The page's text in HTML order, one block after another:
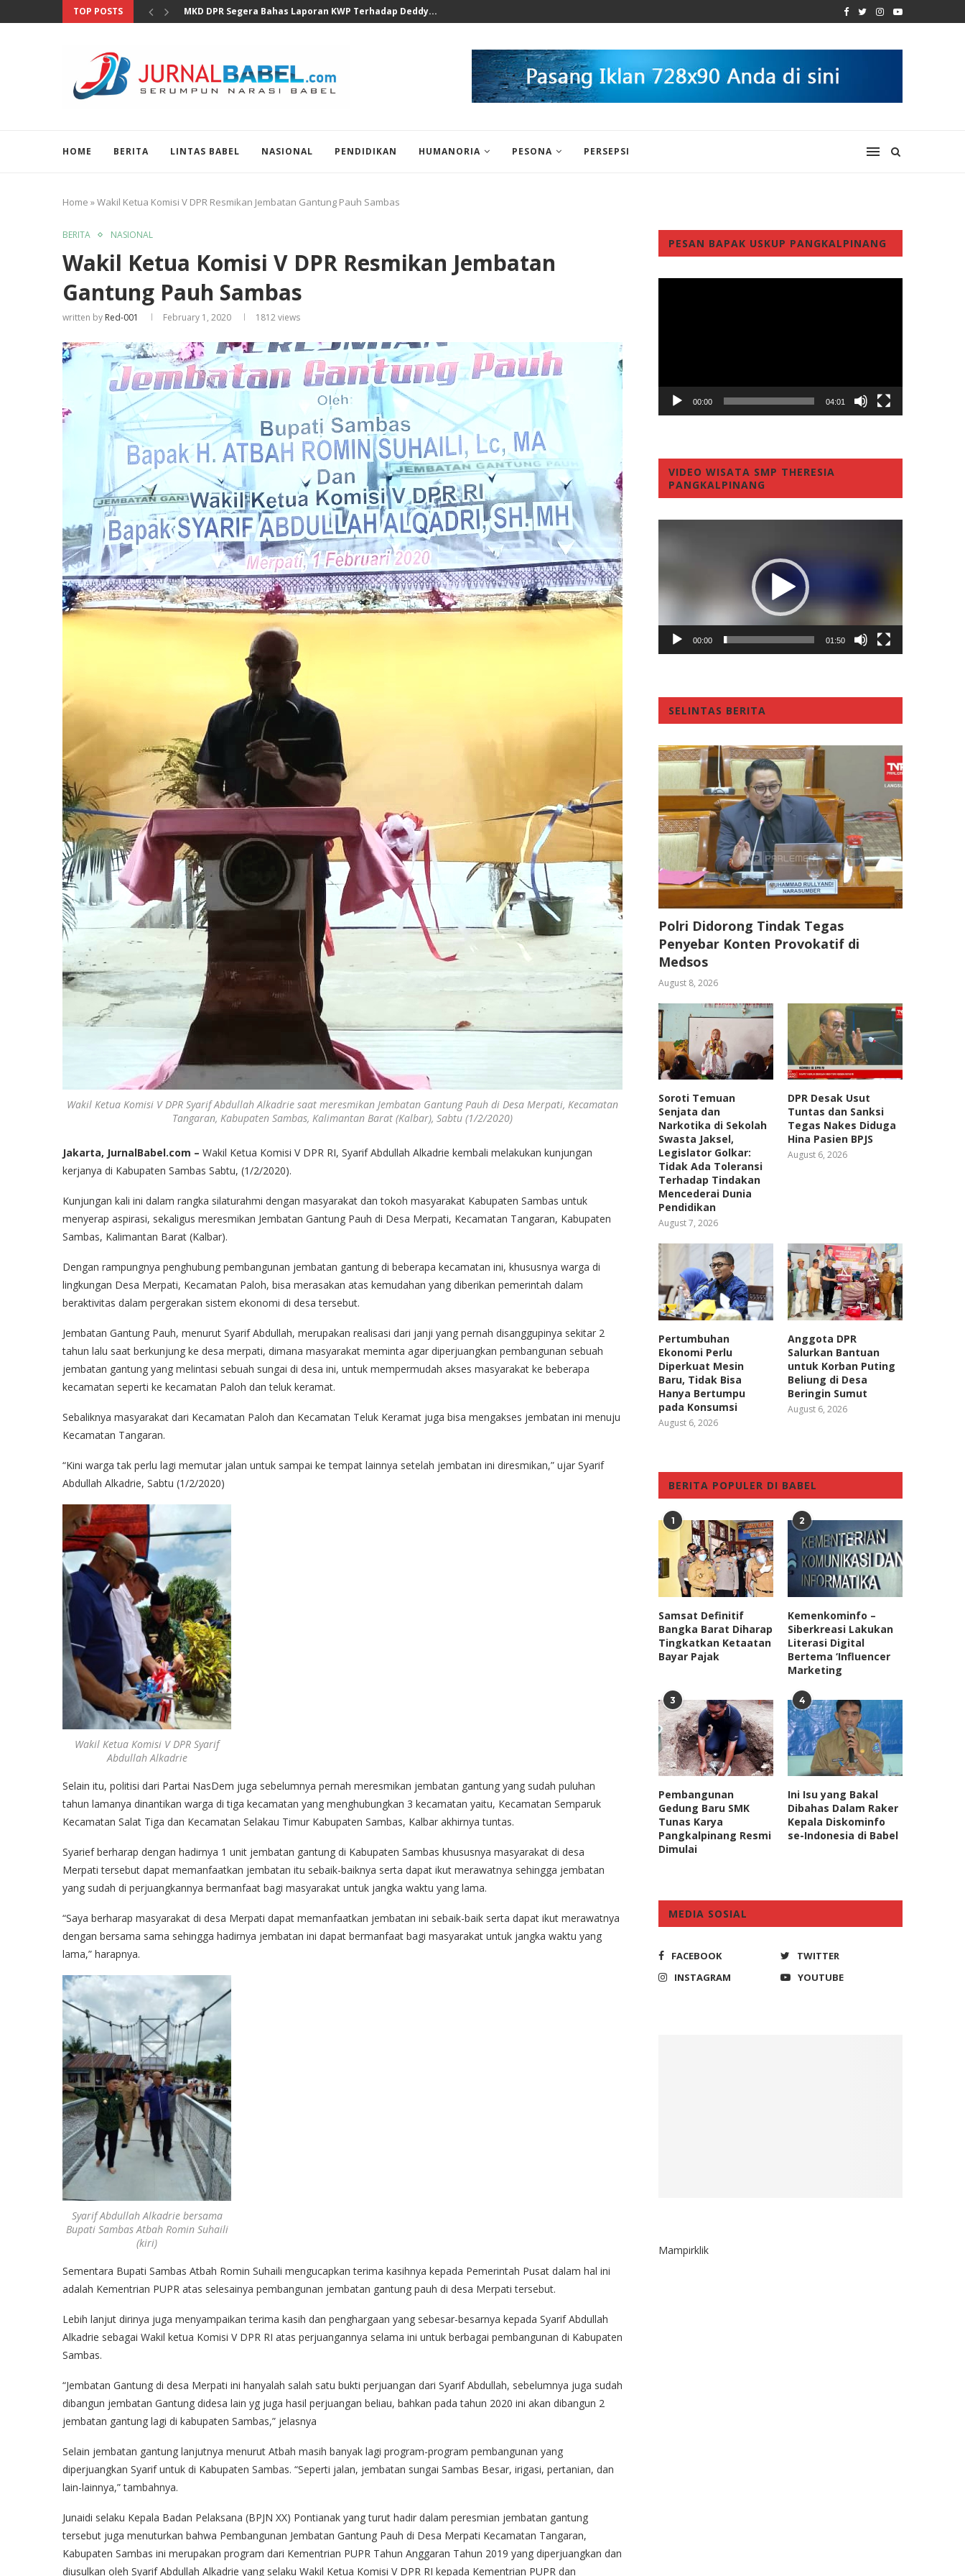
TOP POSTS Hadiri Pemanggilan Ditjen Pajak Soal Podcast Prof Ferry...
HOME BERITA LINTAS BABEL NASIONAL PENDIDIKAN HUMANORIA PESONA PERSEPSI
Home »Wakil Ketua Komisi V DPR Resmikan Jembatan Gantung Pauh Sambas
BERITA NASIONAL
Wakil Ketua Komisi V DPR Resmikan Jembatan
Gantung Pauh Sambas
written by Red-001 February 1, 2020 1812views
Wakil Ketua Komisi V DPR Syarif Abdullah Alkadrie saat meresmikan Jembatan Gantung Pauh di Desa Merpati, Kecamatan
Tangaran, Kabupaten Sambas, Kalimantan Barat (Kalbar), Sabtu (1/2/2020)
Jakarta, JurnalBabel.com – Wakil Ketua Komisi V DPR RI, Syarif Abdullah Alkadrie kembali melakukan kunjungan
kerjanya di Kabupaten Sambas Sabtu, (1/2/2020).
Kunjungan kali ini dalam rangka silaturahmi dengan masyarakat dan tokoh masyarakat Kabupaten Sambas untuk
menyerap aspirasi, sekaligus meresmikan Jembatan Gantung Pauh di Desa Merpati, Kecamatan Tangaran, Kabupaten
Sambas, Kalimantan Barat (Kalbar).
Dengan rampungnya penghubung pembangunan jembatan gantung di beberapa kecamatan ini, khususnya warga di
lingkungan Desa Merpati, Kecamatan Paloh, bisa merasakan atas kemudahan yang diberikan pemerintah dalam
beraktivitas dalam pergerakan sistem ekonomi di desa tersebut.
Jembatan Gantung Pauh, menurut Syarif Abdullah, merupakan realisasi dari janji yang pernah disanggupinya sekitar 2
tahun lalu saat berkunjung ke desa merpati, dimana masyarakat meminta agar diperjuangkan pembangunan sebuah
jembatan gantung yang melintasi sebuah sungai di desa ini, untuk mempermudah akses masyarakat ke beberapa
kecamatan seperti ke kecamatan Paloh dan teluk keramat.
Sebaliknya masyarakat dari Kecamatan Paloh dan Kecamatan Teluk Keramat juga bisa mengakses jembatan ini menuju
Kecamatan Tangaran.
“Kini warga tak perlu lagi memutar jalan untuk sampai ke tempat lainnya setelah jembatan ini diresmikan,” ujar Syarif
Abdullah Alkadrie, Sabtu (1/2/2020)
Wakil Ketua Komisi V DPR Syarif
Abdullah Alkadrie
Selain itu, politisi dari Partai NasDem juga sebelumnya pernah meresmikan jembatan gantung yang sudah puluhan
tahun lamanya dinantikan warga di tiga kecamatan yang menghubungkan 3 kecamatan yaitu, Kecamatan Semparuk
Kecamatan Salat Tiga dan Kecamatan Selakau Timur Kabupaten Sambas, Kalbar akhirnya tuntas.
Syarief berharap dengan hadirnya 1 unit jembatan gantung di Kabupaten Sambas khususnya masyarakat di desa
Merpati tersebut dapat memanfaatkan jembatan itu sebaik-baiknya serta dapat ikut merawatnya sehingga jembatan
yang sudah di perjuangkannya bermanfaat bagi masyarakat untuk jangka waktu yang lama.
“Saya berharap masyarakat di desa Merpati dapat memanfaatkan jembatan ini sebaik-baik serta dapat ikut merawatnya
dengan bersama sama sehingga hadirnya jembatan ini dapat bermanfaat bagi masyarakat untuk jangka waktu yang
lama,” harapnya.
Syarif Abdullah Alkadrie bersama
Bupati Sambas Atbah Romin Suhaili
(kiri)
Sementara Bupati Sambas Atbah Romin Suhaili mengucapkan terima kasihnya kepada Pemerintah Pusat dalam hal ini
adalah Kementrian PUPR atas selesainya pembangunan jembatan gantung pauh di desa Merpati tersebut.
Lebih lanjut dirinya juga menyampaikan terima kasih dan penghargaan yang sebesar-besarnya kepada Syarif Abdullah
Alkadrie sebagai Wakil ketua Komisi V DPR RI atas perjuangannya selama ini untuk berbagai pembangunan di Kabupaten
Sambas.
“Jembatan Gantung di desa Merpati ini hanyalah salah satu bukti perjuangan dari Syarif Abdullah, sebelumnya juga sudah
dibangun jembatan Gantung didesa lain yg juga hasil perjuangan beliau, bahkan pada tahun 2020 ini akan dibangun 2
jembatan gantung lagi di kabupaten Sambas,” jelasnya
Selain jembatan gantung lanjutnya menurut Atbah masih banyak lagi program-program pembangunan yang
diperjuangkan Syarif untuk di Kabupaten Sambas. “Seperti jalan, jembatan sungai Sambas Besar, irigasi, pertanian, dan
lain-lainnya,” tambahnya.
Junaidi selaku Kepala Badan Pelaksana (BPJN XX) Pontianak yang turut hadir dalam peresmian jembatan gantung
tersebut juga menuturkan bahwa Pembangunan Jembatan Gantung Pauh di Desa Merpati Kecamatan Tangaran,
Kabupaten Sambas ini merupakan program dari Kementrian PUPR Tahun Anggaran Tahun 2019 yang diperjuangkan dan
diusulkan oleh Syarif Abdullah Alkadrie yang selaku Wakil Ketua Komisi V DPR RI kepada Kementrian PUPR dan
PESAN BAPAK USKUP PANGKALPINANG
00:00 04:01
VIDEO WISATA SMP THERESIA
PANGKALPINANG
00:00 01:50
SELINTAS BERITA
Polri Didorong Tindak Tegas
Penyebar Konten Provokatif di
Medsos
August 8, 2026
Soroti Temuan
Senjata dan
Narkotika di Sekolah
Swasta Jaksel,
Legislator Golkar:
Tidak Ada Toleransi
Terhadap Tindakan
Mencederai Dunia
Pendidikan
August 7, 2026
DPR Desak Usut
Tuntas dan Sanksi
Tegas Nakes Diduga
Hina Pasien BPJS
August 6, 2026
Pertumbuhan
Ekonomi Perlu
Diperkuat Mesin
Baru, Tidak Bisa
Hanya Bertumpu
pada Konsumsi
August 6, 2026
Anggota DPR
Salurkan Bantuan
untuk Korban Puting
Beliung di Desa
Beringin Sumut
August 6, 2026
BERITA POPULER DI BABEL
1
Samsat Definitif
Bangka Barat Diharap
Tingkatkan Ketaatan
Bayar Pajak
2
Kemenkominfo –
Siberkreasi Lakukan
Literasi Digital
Bertema ‘Influencer
Marketing
3
Pembangunan
Gedung Baru SMK
Tunas Karya
Pangkalpinang Resmi
Dimulai
4
Ini Isu yang Bakal
Dibahas Dalam Raker
Kepala Diskominfo
se-Indonesia di Babel
MEDIA SOSIAL
FACEBOOK
TWITTER
INSTAGRAM
YOUTUBE
Mampirklik